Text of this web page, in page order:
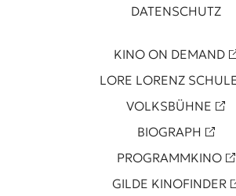
DATENSCHUTZ
KINO ON DEMAND
LORE LORENZ
VOLKSBÜHNE
BIOGRAPH
PROGRAMMKINO
GILDE KINOFINDER